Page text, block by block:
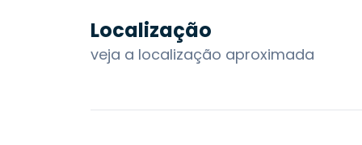
Localização
veja a localização aproximada